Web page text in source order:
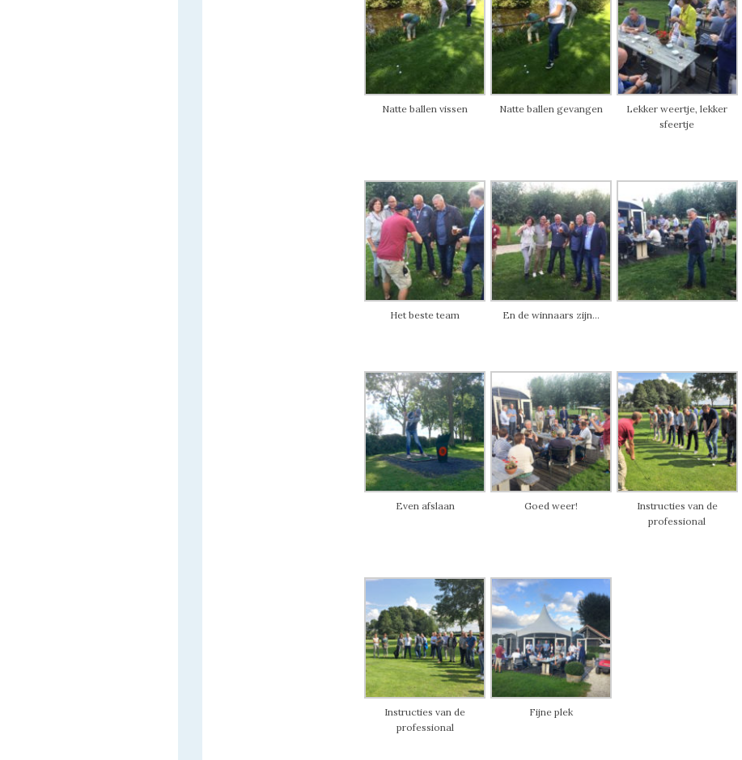
Natte ballen vissen Natte ballen gevangen
Lekker weertje, lekker
sfeertje
Het beste team En de winnaars zijn…
Even afslaan Goed weer!
Instructies van de
professional
Instructies van de
professional
Fijne plek